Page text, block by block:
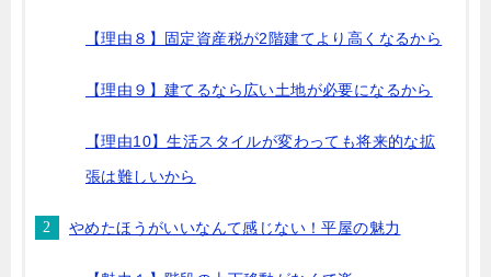
【理由８】固定資産税が2階建てより高くなるから
【理由９】建てるなら広い土地が必要になるから
【理由10】生活スタイルが変わっても将来的な拡
張は難しいから
やめたほうがいいなんて感じない！平屋の魅力